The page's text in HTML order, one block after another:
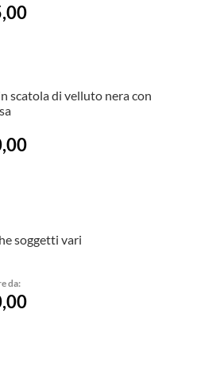
scatola di velluto nera con
soggetti vari
da: